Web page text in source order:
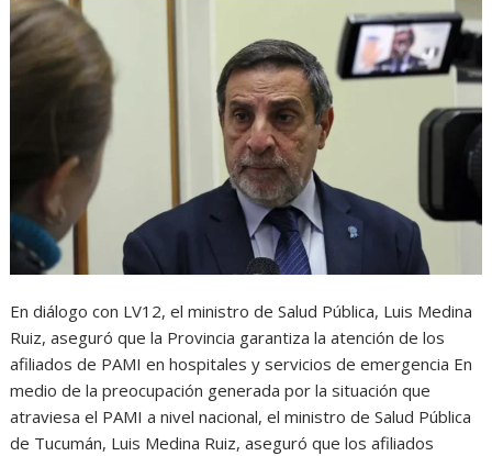
En diálogo con LV12, el ministro de Salud Pública, Luis Medina
Ruiz, aseguró que la Provincia garantiza la atención de los
afiliados de PAMI en hospitales y servicios de emergencia En
medio de la preocupación generada por la situación que
atraviesa el PAMI a nivel nacional, el ministro de Salud Pública
de Tucumán, Luis Medina Ruiz, aseguró que los afiliados